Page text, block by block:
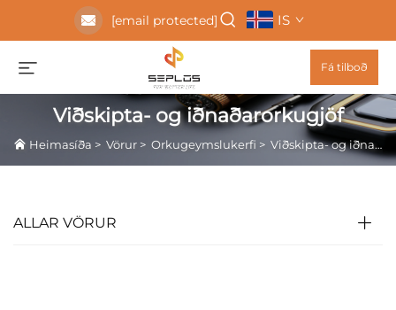
[email protected] IS
Fá tilboð
Viðskipta- og iðnaðarorkugjöf
Heimasíða > Vörur > Orkugeymslukerfi > Viðskipta- og iðnaðarorkugjöf
ALLAR VÖRUR